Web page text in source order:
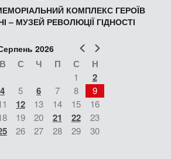
КОМПЛЕКС ГЕРОЇВ
– МУЗЕЙ РЕВОЛЮЦІЇ ГІДНОСТІ
Попер
2026
В С Ч П С Н
1 2
4 5 6 7 8
9
12 13 14 15
16
19 20 21 22
23
26 27 28 29
30